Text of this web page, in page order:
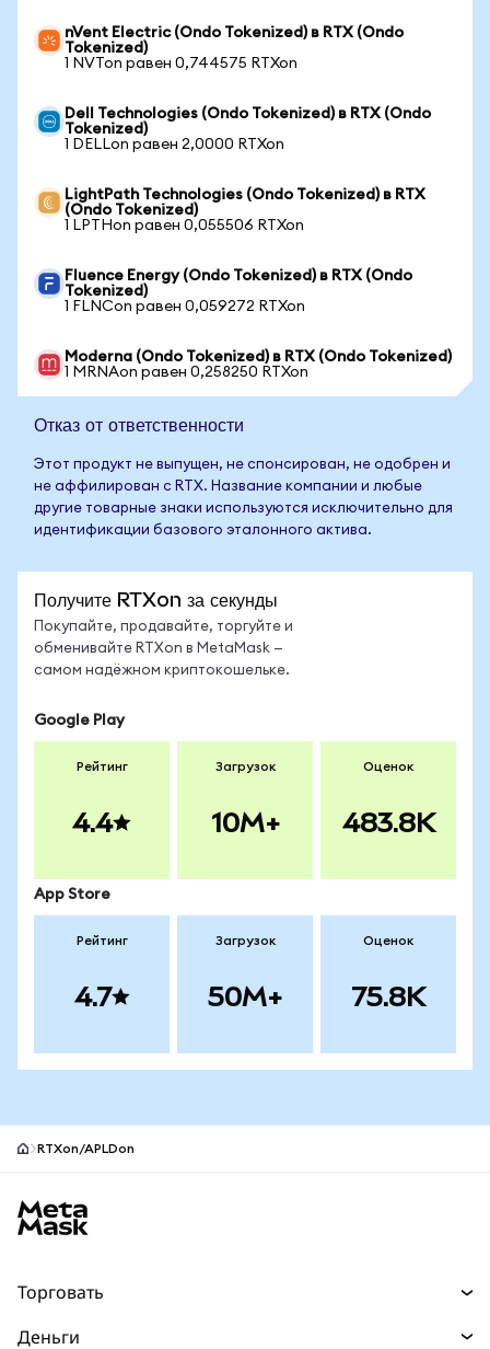
nVent Electric (Ondo Tokenized) в RTX (Ondo
Tokenized)
1 NVTon равен 0,744575 RTXon
Dell Technologies (Ondo Tokenized) в RTX (Ondo
Tokenized)
1 DELLon равен 2,0000 RTXon
LightPath Technologies (Ondo Tokenized) в RTX
(Ondo Tokenized)
1 LPTHon равен 0,055506 RTXon
Fluence Energy (Ondo Tokenized) в RTX (Ondo
Tokenized)
1 FLNCon равен 0,059272 RTXon
Moderna (Ondo Tokenized) в RTX (Ondo Tokenized)
1 MRNAon равен 0,258250 RTXon
Отказ от ответственности
Этот продукт не выпущен, не спонсирован, не одобрен и
не аффилирован с RTX. Название компании и любые
другие товарные знаки используются исключительно для
идентификации базового эталонного актива.
Получите RTXon за секунды
Покупайте, продавайте, торгуйте и
обменивайте RTXon в MetaMask —
самом надёжном криптокошельке.
Google Play
Рейтинг
4.4
Загрузок
10M+
Оценок
483.8K
App Store
Рейтинг
4.7
Загрузок
50M+
Оценок
75.8K
RTXon/APLDon
Торговать
Деньги